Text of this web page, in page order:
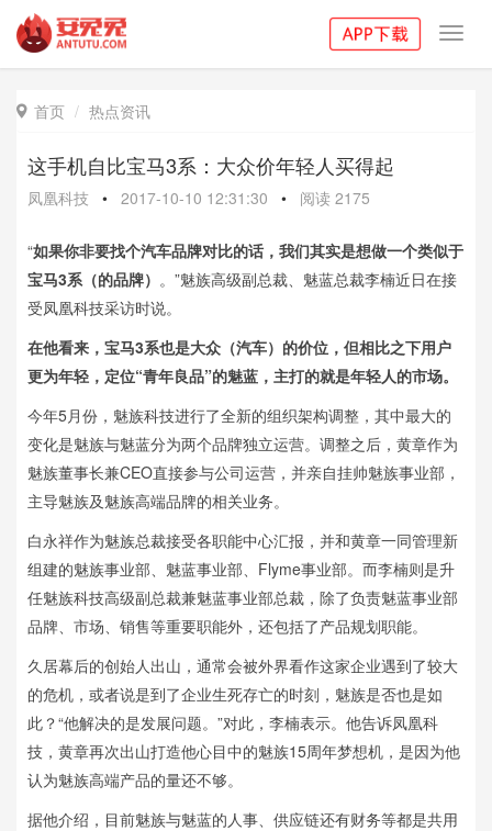
 首页 热点资讯
这手机自比宝马3系：大众价年轻人买得起
凤凰科技 • 2017-10-10 12:31:30 • 阅读 2175
“如果你非要找个汽车品牌对比的话，我们其实是想做一个类似于
宝马3系（的品牌） 。”魅族高级副总裁、魅蓝总裁李楠近日在接
受凤凰科技采访时说。
在他看来，宝马3系也是大众（汽车）的价位，但相比之下用户
更为年轻，定位“青年良品”的魅蓝，主打的就是年轻人的市场。
今年5月份，魅族科技进行了全新的组织架构调整，其中最大的
变化是魅族与魅蓝分为两个品牌独立运营。调整之后，黄章作为
魅族董事长兼CEO直接参与公司运营，并亲自挂帅魅族事业部，
主导魅族及魅族高端品牌的相关业务。
白永祥作为魅族总裁接受各职能中心汇报，并和黄章一同管理新
组建的魅族事业部、魅蓝事业部、Flyme事业部。而李楠则是升
任魅族科技高级副总裁兼魅蓝事业部总裁，除了负责魅蓝事业部
品牌、市场、销售等重要职能外，还包括了产品规划职能。
久居幕后的创始人出山，通常会被外界看作这家企业遇到了较大
的危机，或者说是到了企业生死存亡的时刻，魅族是否也是如
此？“他解决的是发展问题。”对此，李楠表示。他告诉凤凰科
技，黄章再次出山打造他心目中的魅族15周年梦想机，是因为他
认为魅族高端产品的量还不够。
据他介绍，目前魅族与魅蓝的人事、供应链还有财务等都是共用